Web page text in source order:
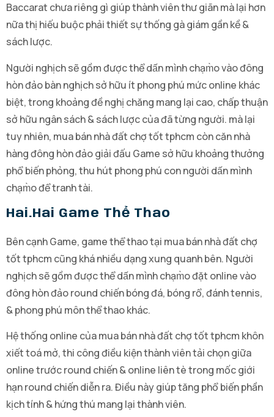
Baccarat chưa riêng gì giúp thành viên thư giãn mà lại hơn
nữa thị hiếu buộc phải thiết sự thống gà giám gần kề &
sách lược.
Người nghịch sẽ gồm được thể dấn mình chạm̀o vào đông
hòn đảo bàn nghịch sở hữu ít phong phú mức online khác
biệt, trong khoảng đề nghị chăng mang lại cao, chấp thuận
sở hữu ngân sách & sách lược của đã từng người. mà lại
tuy nhiên, mua bán nhà đất chợ tốt tphcm còn căn nhà
hàng đông hòn đảo giải đấu Game sở hữu khoảng thưởng
phổ biến phỏng, thu hút phong phú con người dấn mình
chạm̀o để tranh tài.
Hai.hai Game Thể Thao
Bên cạnh Game, game thể thao tại mua bán nhà đất chợ
tốt tphcm cũng khá nhiều dạng xung quanh bên. Người
nghịch sẽ gồm được thể dấn mình chạm̀o đặt online vào
đông hòn đảo round chiến bóng đá, bóng rổ, đánh tennis,
& phong phú môn thể thao khác.
Hệ thống online của mua bán nhà đất chợ tốt tphcm khôn
xiết toá mở, thi công điều kiện thành viên tải chọn giữa
online trước round chiến & online liên tè trong mốc giới
hạn round chiến diễn ra. Điều này giúp tăng phổ biến phần
kịch tính & hứng thú mang lại thành viên.